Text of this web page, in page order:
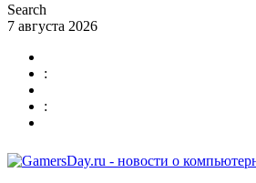
Search
7 августа 2026
:
: